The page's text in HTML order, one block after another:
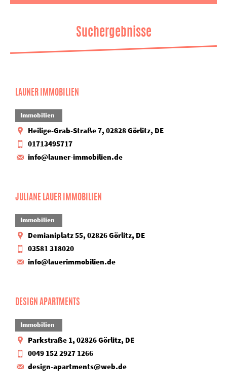
Suchergebnisse
LAUNER IMMOBILIEN
Immobilien
Heilige-Grab-Straße 7, 02828 Görlitz, DE
01713495717
info@launer-immobilien.de
JULIANE LAUER IMMOBILIEN
Immobilien
Demianiplatz 55, 02826 Görlitz, DE
03581 318020
info@lauerimmobilien.de
DESIGN APARTMENTS
Immobilien
Parkstraße 1, 02826 Görlitz, DE
0049 152 2927 1266
design-apartments@web.de